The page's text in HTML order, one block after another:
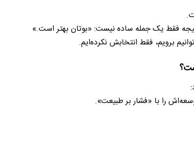
فقط یک جمله ساده نیست: «بوتان بهتر است.»
برویم، فقط انتخابش نکرده‌ایم.
را با «فشار بر طبیعت».